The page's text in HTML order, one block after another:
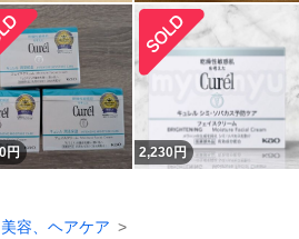
円 2,230円
容、ヘアケア